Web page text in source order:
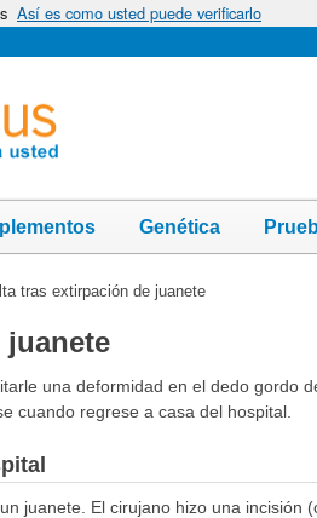
Así es como usted puede verificarlo
Genética
tras extirpación de juanete
una deformidad en el dedo gordo
cuando regrese a casa del hospital.
juanete. El cirujano hizo una incisión